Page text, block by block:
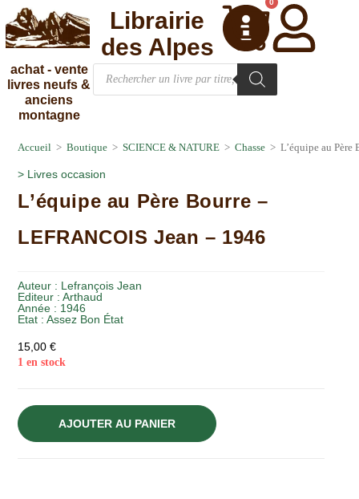
achat - vente
livres neufs &
anciens
montagne
0
Librairie
des Alpes
Accueil > Boutique > SCIENCE & NATURE > Chasse > L’équipe au
> Livres occasion
L’équipe au Père Bourre –
LEFRANCOIS Jean – 1946
Auteur : Lefrançois Jean
Editeur :Arthaud
Année : 1946
Etat :Assez Bon État
15,00€
1 en stock
AJOUTER AU PANIER